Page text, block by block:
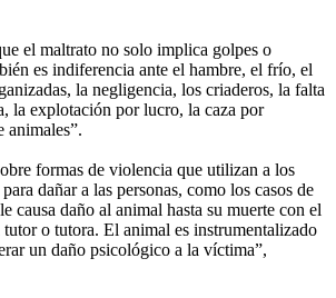
el maltrato no solo implica golpes o
es indiferencia ante el hambre, el frío, el
la negligencia, los criaderos, la falta
la explotación por lucro, la caza por
animales”.
formas de violencia que utilizan a los
dañar a las personas, como los casos de
causa daño al animal hasta su muerte con el
o tutora. El animal es instrumentalizado
un daño psicológico a la víctima”,